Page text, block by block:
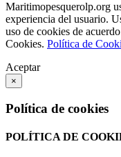
Maritimopesquerolp.org
experiencia del usuario.
uso de cookies de
Cookies. Política de
Aceptar
×
Política de cookies
POLÍTICA DE